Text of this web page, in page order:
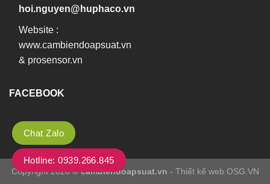
hoi.nguyen@huphaco.vn
Website :
www.cambiendoapsuat.vn
& prosensor.vn
FACEBOOK
Copyright 2026 ©cambiendoapsuat.vn - Thiết kế web OSG.VN
Chat Zalo
Hotline: 0939.266.845